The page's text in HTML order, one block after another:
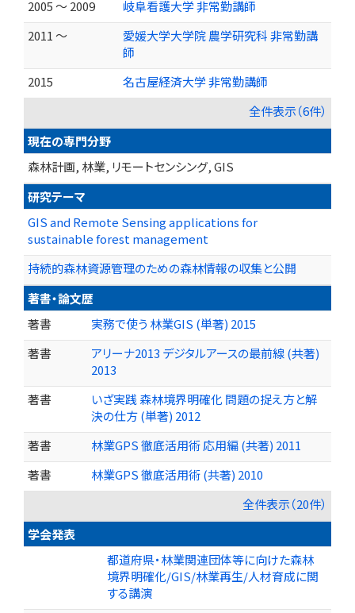
2005 ～ 2009
岐阜看護大学 非常勤講師
2011 ～
愛媛大学大学院 農学研究科 非常勤講
師
2015
名古屋経済大学 非常勤講師
全件表示（6件）
現在の専門分野
森林計画, 林業, リモートセンシング, GIS
研究テーマ
GIS and Remote Sensing applications for
sustainable forest management
持続的森林資源管理のための森林情報の収集と公開
著書・論文歴
著書
実務で使う 林業GIS (単著) 2015
著書
アリーナ2013 デジタルアースの最前線 (共著)
2013
著書
いざ実践 森林境界明確化 問題の捉え方と解
決の仕方 (単著) 2012
著書
林業GPS 徹底活用術 応用編 (共著) 2011
著書
林業GPS 徹底活用術 (共著) 2010
全件表示（20件）
学会発表
都道府県・林業関連団体等に向けた森林
境界明確化/GIS/林業再生/人材育成に関
する講演